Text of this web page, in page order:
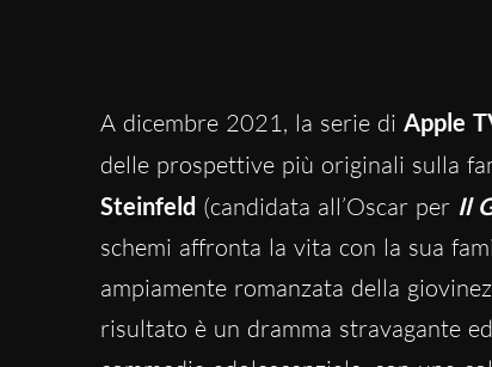
A dicembre 2021, la serie di Apple
delle prospettive più originali sulla
Steinfeld (candidata all’Oscar per Il
schemi affronta la vita con la sua
ampiamente romanzata della
risultato è un dramma stravagante